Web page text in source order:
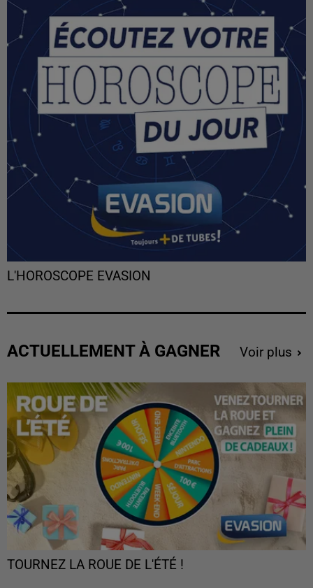
L'HOROSCOPE EVASION
ACTUELLEMENT À GAGNER Voir plus
TOURNEZ LA ROUE DE L'ÉTÉ !